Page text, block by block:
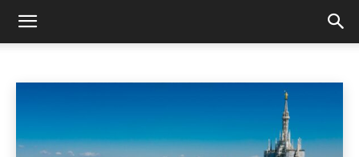
SKRYDŽIAI IŠ VILNIAUS